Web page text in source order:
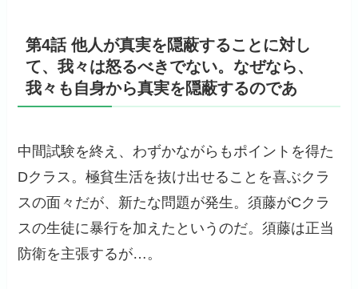
第4話 他人が真実を隠蔽することに対し
て、我々は怒るべきでない。なぜなら、
我々も自身から真実を隠蔽するのであ
中間試験を終え、わずかながらもポイントを得た
Dクラス。極貧生活を抜け出せることを喜ぶクラ
スの面々だが、新たな問題が発生。須藤がCクラ
スの生徒に暴行を加えたというのだ。須藤は正当
防衛を主張するが…。